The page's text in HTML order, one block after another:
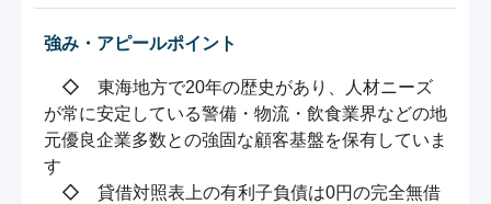
強み・アピールポイント
◇　東海地方で20年の歴史があり、人材ニーズ
が常に安定している警備・物流・飲食業界などの地
元優良企業多数との強固な顧客基盤を保有していま
す
◇　貸借対照表上の有利子負債は0円の完全無借